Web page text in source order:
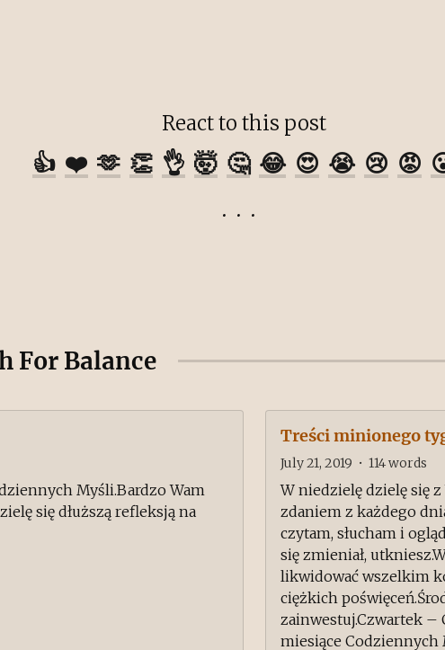
React to this post
👍 ❤️ 🫶 👏 👌 🤯 🤔 😂 😍 😭 😢 😡
For Balance
Myśli.Bardzo Wam
się dłuższą refleksją na
Treści minionego
July 21, 2019 • 114words
W niedzielę dzielę się
zdaniem z każdego
czytam, słucham i
się zmieniał,
likwidować wszelkim
ciężkich
zainwestuj.Czwartek –
miesiące